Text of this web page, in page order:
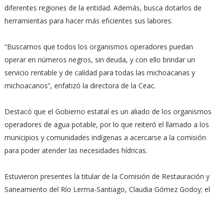
diferentes regiones de la entidad. Además, busca dotarlos de
herramientas para hacer más eficientes sus labores.
“Buscamos que todos los organismos operadores puedan
operar en números negros, sin deuda, y con ello brindar un
servicio rentable y de calidad para todas las michoacanas y
michoacanos”, enfatizó la directora de la Ceac.
Destacó que el Gobierno estatal es un aliado de los organismos
operadores de agua potable, por lo que reiteró el llamado a los
municipios y comunidades indígenas a acercarse a la comisión
para poder atender las necesidades hídricas.
Estuvieron presentes la titular de la Comisión de Restauración y
Saneamiento del Río Lerma-Santiago, Claudia Gómez Godoy; el